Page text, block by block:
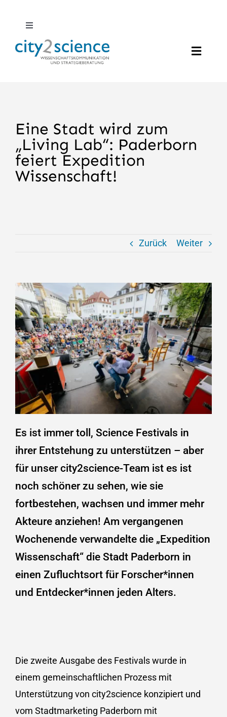
springen
Toggle
Navigation
DE
LinkedIn
Suche
Toggle
Leistungen
Projekte
Eine Stadt wird zum
„Living Lab“: Paderborn
feiert Expedition
Wissenschaft!
Zurück Weiter
Es ist immer toll, Science Festivals in
ihrer Entstehung zu unterstützen – aber
für unser city2science-Team ist es ist
noch schöner zu sehen, wie sie
fortbestehen, wachsen und immer mehr
Akteure anziehen! Am vergangenen
Wochenende verwandelte die „Expedition
Wissenschaft“ die Stadt Paderborn in
einen Zufluchtsort für Forscher*innen
und Entdecker*innen jeden Alters.
Die zweite Ausgabe des Festivals wurde in
einem gemeinschaftlichen Prozess mit
Unterstützung von city2science konzipiert und
vom Stadtmarketing Paderborn mit